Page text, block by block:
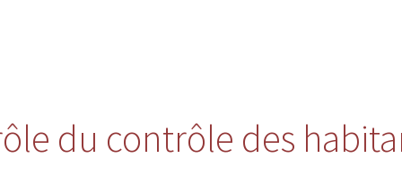
du contrôle des